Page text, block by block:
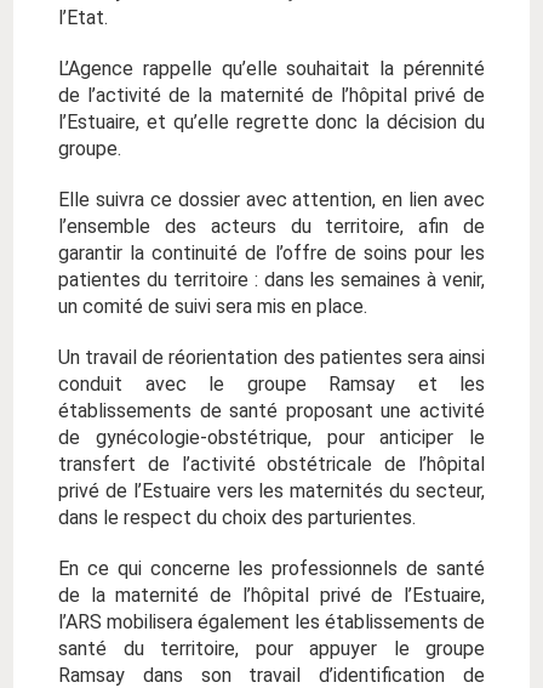
l’Etat.
L’Agence rappelle qu’elle souhaitait la pérennité
de l’activité de la maternité de l’hôpital privé de
l’Estuaire, et qu’elle regrette donc la décision du
groupe.
Elle suivra ce dossier avec attention, en lien avec
l’ensemble des acteurs du territoire, afin de
garantir la continuité de l’offre de soins pour les
patientes du territoire : dans les semaines à venir,
un comité de suivi sera mis en place.
Un travail de réorientation des patientes sera ainsi
conduit avec le groupe Ramsay et les
établissements de santé proposant une activité
de gynécologie-obstétrique, pour anticiper le
transfert de l’activité obstétricale de l’hôpital
privé de l’Estuaire vers les maternités du secteur,
dans le respect du choix des parturientes.
En ce qui concerne les professionnels de santé
de la maternité de l’hôpital privé de l’Estuaire,
l’ARS mobilisera également les établissements de
santé du territoire, pour appuyer le groupe
Ramsay dans son travail d’identification de